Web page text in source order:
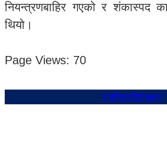
नियन्त्रणबाहिर गएको र शंकास्पद
थियो।
Page Views: 70
संबन्धित शिर्षकहरु